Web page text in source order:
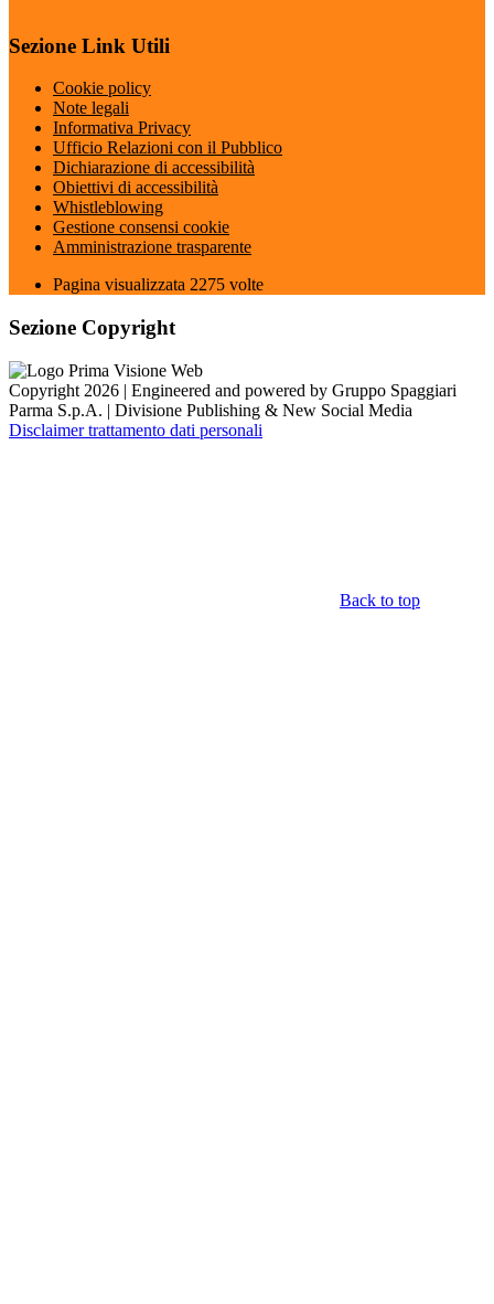
Sezione Link Utili
Cookie policy
Note legali
Informativa Privacy
Ufficio Relazioni con il Pubblico
Dichiarazione di accessibilità
Obiettivi di accessibilità
Whistleblowing
Gestione consensi cookie
Amministrazione trasparente
Pagina visualizzata 2275 volte
Sezione Copyright
Copyright 2026 | Engineered and powered by Gruppo Spaggiari
Parma S.p.A. | Divisione Publishing & New Social Media
Disclaimer trattamento dati personali
Back to top